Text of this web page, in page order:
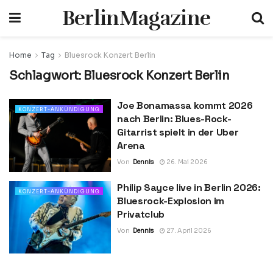
BerlinMagazine
Home Tag Bluesrock Konzert Berlin
Schlagwort: Bluesrock Konzert Berlin
KONZERT-ANKÜNDIGUNG
Joe Bonamassa kommt 2026
nach Berlin: Blues-Rock-
Gitarrist spielt in der Uber
Arena
Von Dennis 26. Mai 2026
KONZERT-ANKÜNDIGUNG
Philip Sayce live in Berlin 2026:
Bluesrock-Explosion im
Privatclub
Von Dennis 27. April 2026